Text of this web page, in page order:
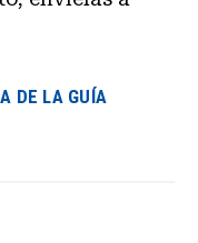
DE LA GUÍA